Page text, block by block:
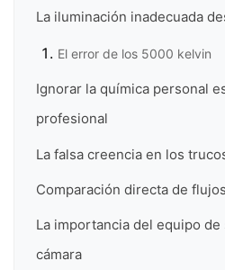
La iluminación inadecuada
El error de los 5000 kelvin
Ignorar la química personal
profesional
La falsa creencia en los
Comparación directa de
La importancia del equipo
cámara